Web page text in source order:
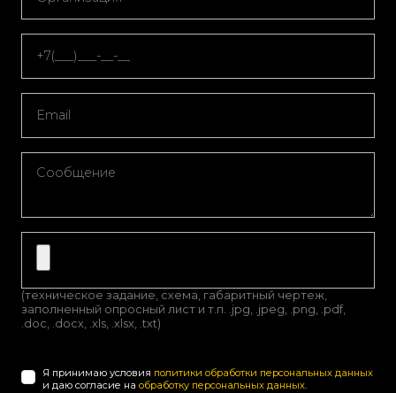
(техническое задание, схема, габаритный чертеж,
заполненный опросный лист и т.п. .jpg, .jpeg, .png, .pdf,
.doc, .docx, .xls, .xlsx, .txt)
Я принимаю условия политики обработки персональных данных
и даю согласие на обработку персональных данных.